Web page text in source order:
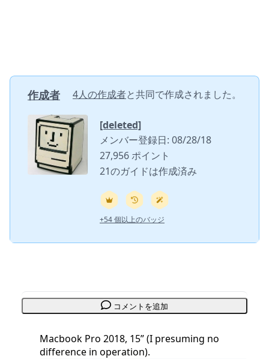
作成者 4人の作成者と共同で作成されました。
[deleted]
メンバー登録日: 08/28/18
27,956 ポイント
21のガイドは作成済み
+54 個以上のバッジ
コメントを追加
Macbook Pro 2018, 15” (I presuming no
difference in operation).